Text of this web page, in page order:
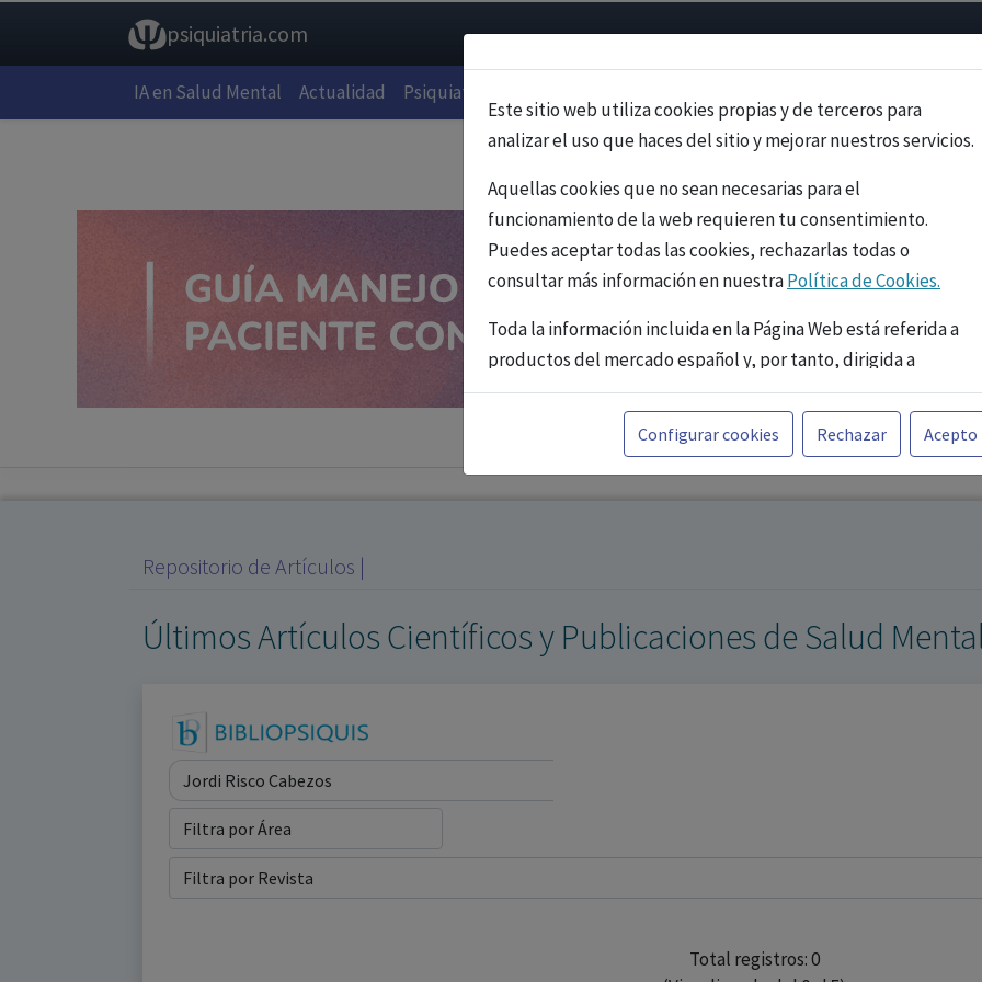
psiquiatria.com
IA en Salud Mental Actualidad Psiquiatría
Este sitio web utiliza cookies propias y de terceros para
analizar el uso que haces del sitio y mejorar nuestros servicios.
Aquellas cookies que no sean necesarias para el
funcionamiento de la web requieren tu consentimiento.
Puedes aceptar todas las cookies, rechazarlas todas o
consultar más información en nuestraPolítica de Cookies.
Toda la información incluida en la Página Web está referida a
productos del mercado español y, por tanto, dirigida a
profesionales sanitarios legalmente facultados para
prescribir o dispensar medicamentos con ejercicio
profesional. La información técnica de los fármacos se facilita
a título meramente informativo, siendo responsabilidad de
Configurar cookies Rechazar Acepto
Repositorio de Artículos |
Últimos Artículos Científicos y Publicaciones de Salud
Total registros: 0